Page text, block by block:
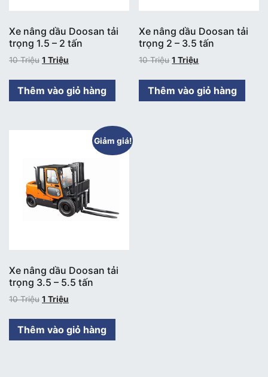
Xe nâng dầu Doosan tải
trọng 1.5 – 2 tấn
10Triệu 1 Triệu
Thêm vào giỏ hàng
Xe nâng dầu Doosan tải
trọng 2 – 3.5 tấn
10Triệu 1Triệu
Thêm vào giỏ hàng
Giảm giá!
Xe nâng dầu Doosan tải
trọng 3.5 – 5.5 tấn
10Triệu 1 Triệu
Thêm vào giỏ hàng